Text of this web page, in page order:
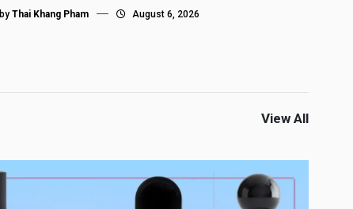
byThai Khang Pham August 6, 2026
View All